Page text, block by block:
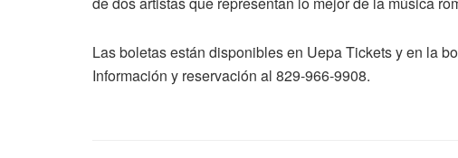
Las boletas están disponibles en Uepa Tickets y en la
Información y reservación al 829-966-9908.